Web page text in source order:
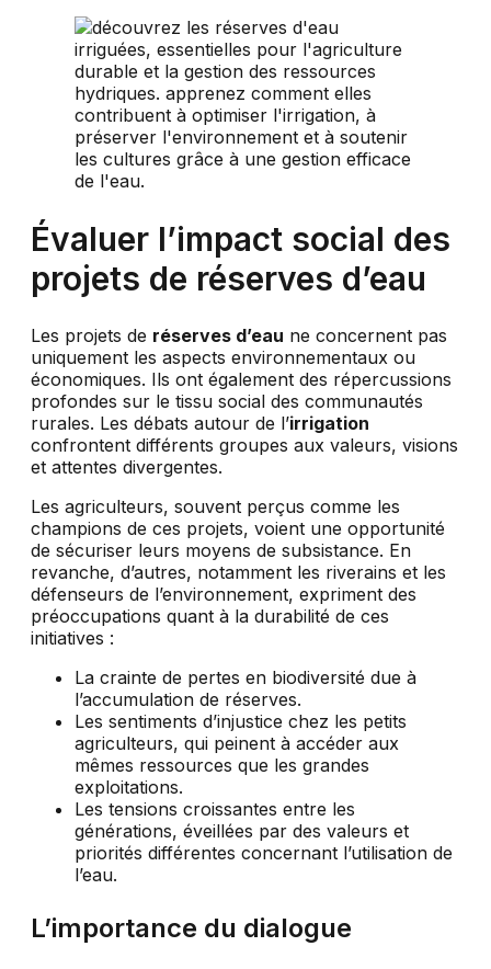
Évaluer l’impact social des
projets de réserves d’eau
Les projets de réserves d’eau ne concernent pas
uniquement les aspects environnementaux ou
économiques. Ils ont également des répercussions
profondes sur le tissu social des communautés
rurales. Les débats autour de l’irrigation
confrontent différents groupes aux valeurs, visions
et attentes divergentes.
Les agriculteurs, souvent perçus comme les
champions de ces projets, voient une opportunité
de sécuriser leurs moyens de subsistance. En
revanche, d’autres, notamment les riverains et les
défenseurs de l’environnement, expriment des
préoccupations quant à la durabilité de ces
initiatives :
La crainte de pertes en biodiversité due à
l’accumulation de réserves.
Les sentiments d’injustice chez les petits
agriculteurs, qui peinent à accéder aux
mêmes ressources que les grandes
exploitations.
Les tensions croissantes entre les
générations, éveillées par des valeurs et
priorités différentes concernant l’utilisation de
l’eau.
L’importance du dialogue